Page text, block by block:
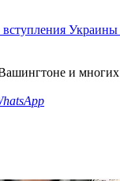
вступления
и многих